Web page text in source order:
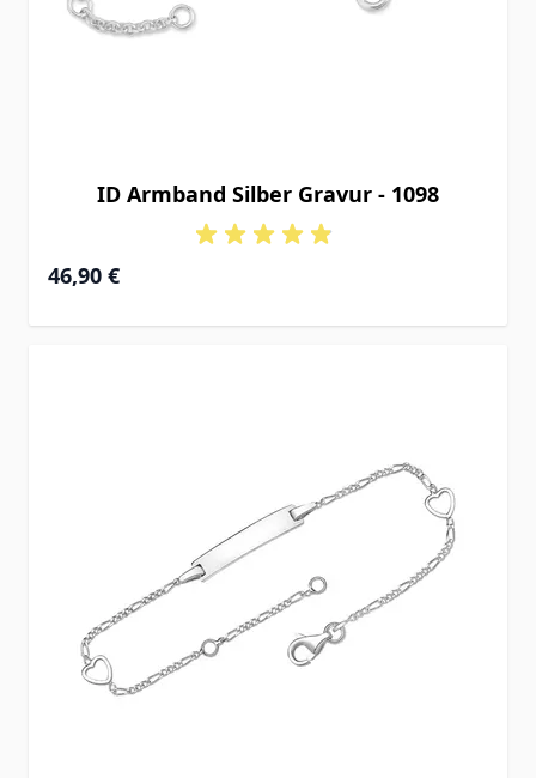
ID Armband Silber Gravur - 1098
Ab
46,90 €